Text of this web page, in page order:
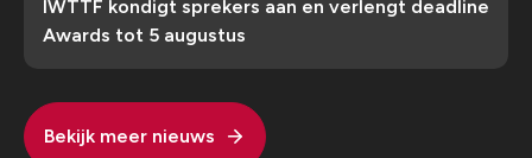
IWTTF kondigt sprekers aan en verlengt deadline
Awards tot 5 augustus
Bekijk meer nieuws